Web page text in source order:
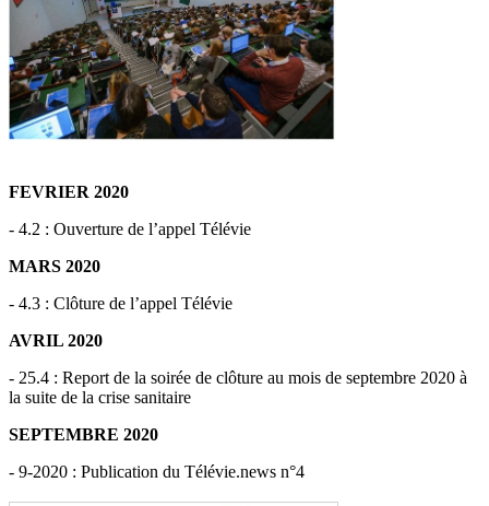
FEVRIER 2020
- 4.2 : Ouverture de l’appel Télévie
MARS 2020
- 4.3 : Clôture de l’appel Télévie
AVRIL 2020
- 25.4 : Report de la soirée de clôture au mois de septembre 2020 à
la suite de la crise sanitaire
SEPTEMBRE 2020
- 9-2020 : Publication du Télévie.news n°4